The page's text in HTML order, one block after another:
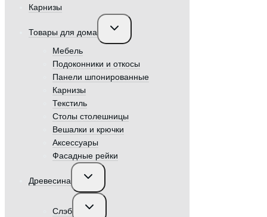
Карнизы
Товары для дома
Переключить
дочернее
Мебель
Подоконники и откосы
Панели шпонированные
Карнизы
Текстиль
Столы столешницы
Вешалки и крючки
Аксессуары
Фасадные рейки
Древесина
Переключить
дочернее
Слэб
Переключить
дочернее